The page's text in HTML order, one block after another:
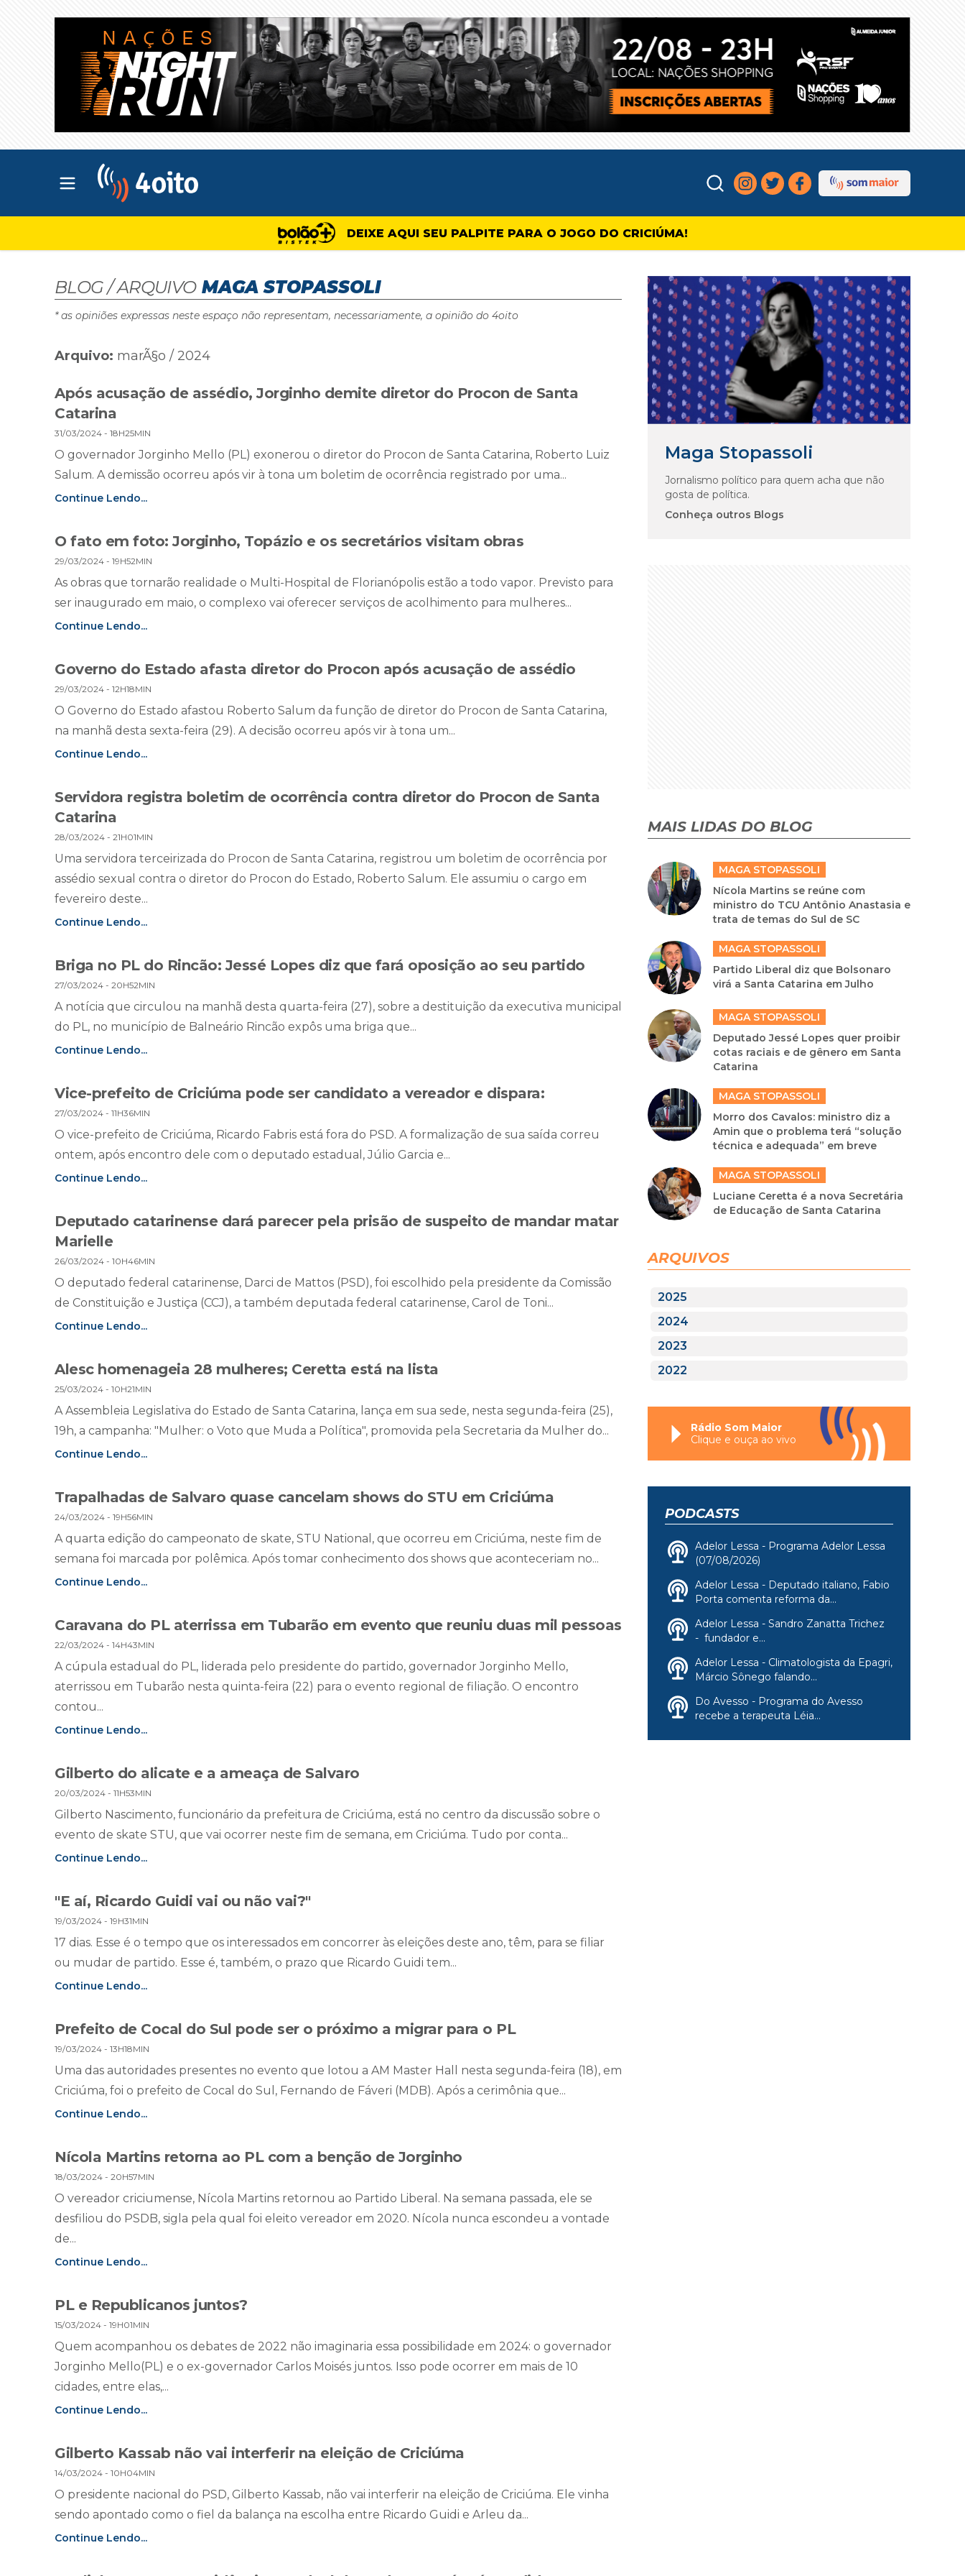
Abrir menu principal
DEIXE AQUI SEU PALPITE PARA O JOGO DO CRICIÚMA!
BLOG / ARQUIVO MAGA STOPASSOLI
* as opiniões expressas neste espaço não representam, necessariamente, a opinião do 4oito
Arquivo: marÃ§o / 2024
Após acusação de assédio, Jorginho demite diretor do Procon de Santa
Catarina
31/03/2024 - 18H25MIN
O governador Jorginho Mello (PL) exonerou o diretor do Procon de Santa Catarina, Roberto Luiz
Salum. A demissão ocorreu após vir à tona um boletim de ocorrência registrado por uma...
Continue Lendo...
O fato em foto: Jorginho, Topázio e os secretários visitam obras
29/03/2024 - 19H52MIN
As obras que tornarão realidade o Multi-Hospital de Florianópolis estão a todo vapor. Previsto para
ser inaugurado em maio, o complexo vai oferecer serviços de acolhimento para mulheres...
Continue Lendo...
Governo do Estado afasta diretor do Procon após acusação de assédio
29/03/2024 - 12H18MIN
O Governo do Estado afastou Roberto Salum da função de diretor do Procon de Santa Catarina,
na manhã desta sexta-feira (29). A decisão ocorreu após vir à tona um...
Continue Lendo...
Servidora registra boletim de ocorrência contra diretor do Procon de Santa
Catarina
28/03/2024 - 21H01MIN
Uma servidora terceirizada do Procon de Santa Catarina, registrou um boletim de ocorrência por
assédio sexual contra o diretor do Procon do Estado, Roberto Salum. Ele assumiu o cargo em
fevereiro deste...
Continue Lendo...
Briga no PL do Rincão: Jessé Lopes diz que fará oposição ao seu partido
27/03/2024 - 20H52MIN
A notícia que circulou na manhã desta quarta-feira (27), sobre a destituição da executiva municipal
do PL, no município de Balneário Rincão expôs uma briga que...
Continue Lendo...
Vice-prefeito de Criciúma pode ser candidato a vereador e dispara:
27/03/2024 - 11H36MIN
O vice-prefeito de Criciúma, Ricardo Fabris está fora do PSD. A formalização de sua saída correu
ontem, após encontro dele com o deputado estadual, Júlio Garcia e...
Continue Lendo...
Deputado catarinense dará parecer pela prisão de suspeito de mandar matar
Marielle
26/03/2024 - 10H46MIN
O deputado federal catarinense, Darci de Mattos (PSD), foi escolhido pela presidente da Comissão
de Constituição e Justiça (CCJ), a também deputada federal catarinense, Carol de Toni...
Continue Lendo...
Alesc homenageia 28 mulheres; Ceretta está na lista
25/03/2024 - 10H21MIN
A Assembleia Legislativa do Estado de Santa Catarina, lança em sua sede, nesta segunda-feira (25),
19h, a campanha: "Mulher: o Voto que Muda a Política", promovida pela Secretaria da Mulher do...
Continue Lendo...
Trapalhadas de Salvaro quase cancelam shows do STU em Criciúma
24/03/2024 - 19H56MIN
A quarta edição do campeonato de skate, STU National, que ocorreu em Criciúma, neste fim de
semana foi marcada por polêmica. Após tomar conhecimento dos shows que aconteceriam no...
Continue Lendo...
Caravana do PL aterrissa em Tubarão em evento que reuniu duas mil pessoas
22/03/2024 - 14H43MIN
A cúpula estadual do PL, liderada pelo presidente do partido, governador Jorginho Mello,
aterrissou em Tubarão nesta quinta-feira (22) para o evento regional de filiação. O encontro
contou...
Continue Lendo...
Gilberto do alicate e a ameaça de Salvaro
20/03/2024 - 11H53MIN
Gilberto Nascimento, funcionário da prefeitura de Criciúma, está no centro da discussão sobre o
evento de skate STU, que vai ocorrer neste fim de semana, em Criciúma. Tudo por conta...
Continue Lendo...
"E aí, Ricardo Guidi vai ou não vai?"
19/03/2024 - 19H31MIN
17 dias. Esse é o tempo que os interessados em concorrer às eleições deste ano, têm, para se filiar
ou mudar de partido. Esse é, também, o prazo que Ricardo Guidi tem...
Continue Lendo...
Prefeito de Cocal do Sul pode ser o próximo a migrar para o PL
19/03/2024 - 13H18MIN
Uma das autoridades presentes no evento que lotou a AM Master Hall nesta segunda-feira (18), em
Criciúma, foi o prefeito de Cocal do Sul, Fernando de Fáveri (MDB). Após a cerimônia que...
Continue Lendo...
Nícola Martins retorna ao PL com a benção de Jorginho
18/03/2024 - 20H57MIN
O vereador criciumense, Nícola Martins retornou ao Partido Liberal. Na semana passada, ele se
desfiliou do PSDB, sigla pela qual foi eleito vereador em 2020. Nícola nunca escondeu a vontade
de...
Continue Lendo...
PL e Republicanos juntos?
15/03/2024 - 19H01MIN
Quem acompanhou os debates de 2022 não imaginaria essa possibilidade em 2024: o governador
Jorginho Mello(PL) e o ex-governador Carlos Moisés juntos. Isso pode ocorrer em mais de 10
cidades, entre elas,...
Continue Lendo...
Gilberto Kassab não vai interferir na eleição de Criciúma
14/03/2024 - 10H04MIN
O presidente nacional do PSD, Gilberto Kassab, não vai interferir na eleição de Criciúma. Ele vinha
sendo apontado como o fiel da balança na escolha entre Ricardo Guidi e Arleu da...
Continue Lendo...
Maga Stopassoli
Jornalismo político para quem acha que não
gosta de política.
Conheça outros Blogs
MAIS LIDAS DO BLOG
MAGA STOPASSOLI
Nícola Martins se reúne com
ministro do TCU Antônio Anastasia e
trata de temas do Sul de SC
MAGA STOPASSOLI
Partido Liberal diz que Bolsonaro
virá a Santa Catarina em Julho
MAGA STOPASSOLI
Deputado Jessé Lopes quer proibir
cotas raciais e de gênero em Santa
Catarina
MAGA STOPASSOLI
Morro dos Cavalos: ministro diz a
Amin que o problema terá “solução
técnica e adequada” em breve
MAGA STOPASSOLI
Luciane Ceretta é a nova Secretária
de Educação de Santa Catarina
ARQUIVOS
2025
2024
2023
2022
Rádio Som Maior
Clique e ouça ao vivo
PODCASTS
Adelor Lessa - Programa Adelor Lessa
(07/08/2026)
Adelor Lessa - Deputado italiano, Fabio
Porta comenta reforma da...
Adelor Lessa - Sandro Zanatta Trichez
- fundador e...
Adelor Lessa - Climatologista da Epagri,
Márcio Sônego falando...
Do Avesso - Programa do Avesso
recebe a terapeuta Léia...